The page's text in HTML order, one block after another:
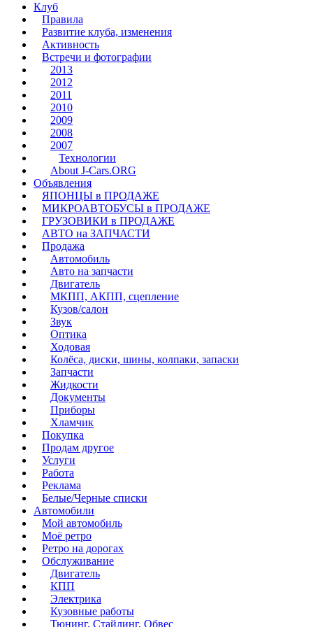
Клуб
Правила
Развитие клуба, изменения
Активность
Встречи и фотографии
2013
2012
2011
2010
2009
2008
2007
Технологии
About J-Cars.ORG
Объявления
ЯПОНЦЫ в ПРОДАЖЕ
МИКРОАВТОБУСЫ в ПРОДАЖЕ
ГРУЗОВИКИ в ПРОДАЖЕ
АВТО на ЗАПЧАСТИ
Продажа
Автомобиль
Авто на запчасти
Двигатель
МКПП, АКПП, сцепление
Кузов/салон
Звук
Оптика
Ходовая
Колёса, диски, шины, колпаки, запаски
Запчасти
Жидкости
Документы
Приборы
Хламчик
Покупка
Продам другое
Услуги
Работа
Реклама
Белые/Черные списки
Автомобили
Мой автомобиль
Моё ретро
Ретро на дорогах
Обслуживание
Двигатель
КПП
Электрика
Кузовные работы
Тюнинг, Стайлинг, Обвес